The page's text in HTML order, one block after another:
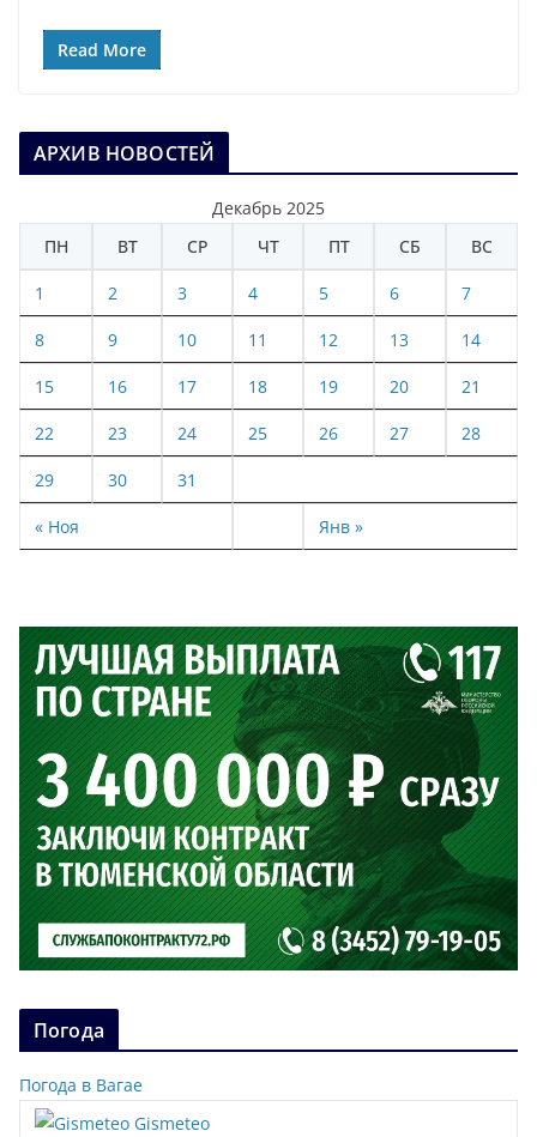
Read More
АРХИВ НОВОСТЕЙ
Декабрь 2025
ПН
ВТ СР ЧТ ПТ СБ ВС
« Ноя Янв »
1 2 3 4 5 6 7
8 9 10 11 12 13 14
15 16 17 18 19 20 21
22 23 24 25 26 27 28
29 30 31
Погода
Погода в Вагае
Gismeteo